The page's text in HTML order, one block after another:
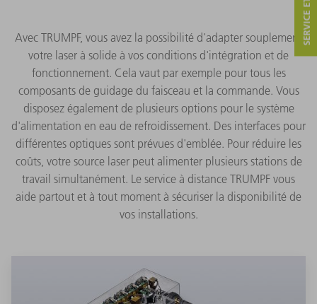
Avec TRUMPF, vous avez la possibilité d'adapter souplement
votre laser à solide à vos conditions d'intégration et de
fonctionnement. Cela vaut par exemple pour tous les
composants de guidage du faisceau et la commande. Vous
disposez également de plusieurs options pour le système
d'alimentation en eau de refroidissement. Des interfaces pour
différentes optiques sont prévues d'emblée. Pour réduire les
coûts, votre source laser peut alimenter plusieurs stations de
travail simultanément. Le service à distance TRUMPF vous
aide partout et à tout moment à sécuriser la disponibilité de
vos installations.